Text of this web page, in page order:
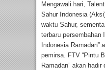
Mengawali hari,
Sahur Indonesia
waktu Sahur,
terbaru persembahan
Indonesia Ramadan”
pemirsa. FTV “Pintu
Ramadan” akan